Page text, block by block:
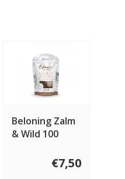
Beloning Zalm
& Wild 100
€7,50